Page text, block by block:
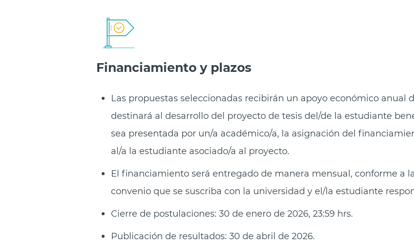
Financiamiento y plazos
Las propuestas seleccionadas recibirán un apoyo económico anual
destinará al desarrollo del proyecto de tesis del/de la estudiante
sea presentada por un/a académico/a, la asignación del
al/a la estudiante asociado/a al proyecto.
El financiamiento será entregado de manera mensual, conforme a
convenio que se suscriba con la universidad y el/la estudiante
Cierre de postulaciones: 30 de enero de 2026, 23:59 hrs.
Publicación de resultados: 30 de abril de 2026.